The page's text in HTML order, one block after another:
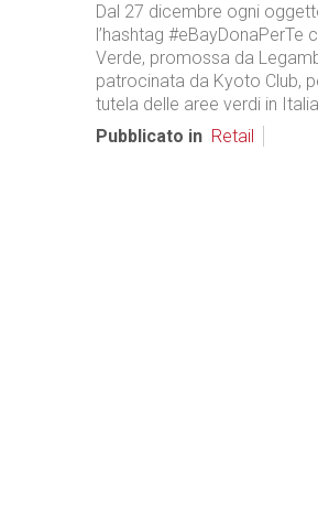
Dal 27 dicembre ogni
l’hashtag
Verde, promossa da
patrocinata da Kyoto Club,
tutela delle aree verdi in
Pubblicato in Retail